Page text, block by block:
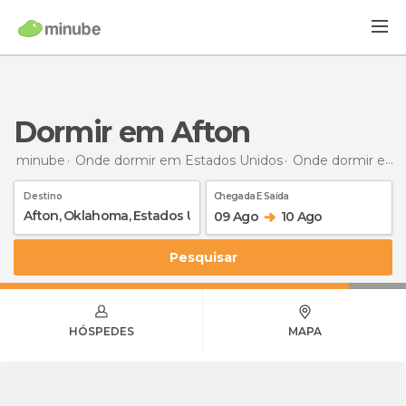
Dormir em Afton
minube Onde dormir em Estados Unidos Onde dormir em Oklahoma
Destino Chegada E Saída
09 Ago 10 Ago
Pesquisar
HÓSPEDES MAPA